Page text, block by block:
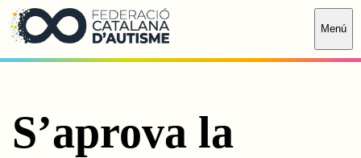
Saltar al contingut principal
Menú
S’aprova la